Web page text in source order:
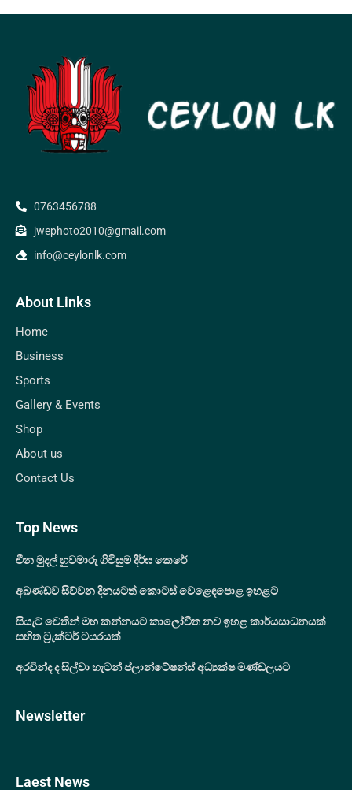
0763456788
jwephoto2010@gmail.com
info@ceylonlk.com
About Links
Home
Business
Sports
Gallery & Events
Shop
About us
Contact Us
Top News
චීන මුදල් හුවමාරු ගිවිසුම දීර්ඝ කෙරේ
අඛණ්ඩව සිව්වන දිනයටත් කොටස් වෙළෙඳපොළ ඉහළට
සියැට් වෙතින් මහ කන්නයට කාලෝචිත නව ඉහළ කාර්යසාධනයක්
සහිත ට්‍රැක්ටර් ටයරයක්
අරවින්ද ද සිල්වා හැටන් ප්ලාන්ටේෂන්ස් අධ්‍යක්ෂ මණ්ඩලයට
Newsletter
Laest News